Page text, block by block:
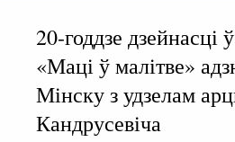
20-годдзе дзейнасці
«Маці ў малітве»
Мінску з удзелам
Кандрусевіча